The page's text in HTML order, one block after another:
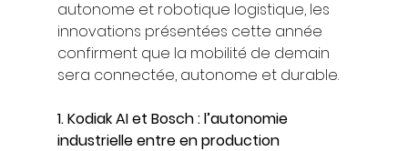
autonome et robotique logistique, les
innovations présentées cette année
confirment que la mobilité de demain
sera connectée, autonome et durable.
1. Kodiak AI et Bosch : l’autonomie
industrielle entre en production